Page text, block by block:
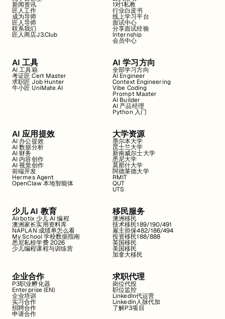
新闻资讯
匠人工作
成为导师
匠人导师
联系我们
匠人商店J3.Club
1对1私教
行业白皮书
线上学习平台
面试中心
分享面试经验
Internship
会员中心
AI 工具
AI 工具箱
考证匠 Cert Master
求职匠 Job Hunter
牛小匠 UniMate AI
AI 学习方向
全部学习方向
AI Engineer
Context Engineering
Vibe Coding
Prompt Master
AI Builder
AI 产品经理
Python 入门
AI 应用提效
AI 办公提效
AI 数据分析
AI 财务
AI 内容创作
AI 视觉创作
前端开发
Hermes Agent
OpenClaw 本地智能体
大学资源
墨尔本大学
昆士兰大学
新南威尔士大学
悉尼大学
莫那什大学
阿德莱德大学
RMIT
QUT
UTS
少儿 AI 教育
Airbotix 少儿 AI 编程
澳洲家长实用资料库
NAPLAN 成绩单怎么看
My School 学校数据指南
悉尼私校学费 2026
少儿编程课程与训练营
移民服务
澳洲移民
技术移民189/190/491
雇主担保482/186/494
投资移民188/888
英国移民
美国移民
加拿大移民
企业合作
P3职业孵化器
Enterprise (EN)
企业培训
实习合作
招聘合作
申请合作
求职代理
岗位代投
职位监控
LinkedIn代运营
LinkedIn人脉代加
了解P3项目